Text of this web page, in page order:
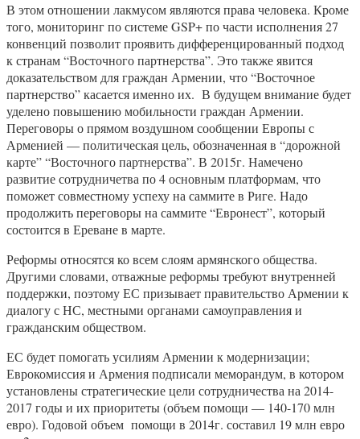
В этом отношении лакмусом являются права человека. Кроме
того, мониторинг по системе GSP+ по части исполнения 27
конвенций позволит проявить дифференцированный подход
к странам “Восточного партнерства”. Это также явится
доказательством для граждан Армении, что “Восточное
партнерство” касается именно их. В будущем внимание будет
уделено повышению мобильности граждан Армении.
Переговоры о прямом воздушном сообщении Европы с
Арменией — политическая цель, обозначенная в “дорожной
карте” “Восточного партнерства”. В 2015г. Намечено
развитие сотрудничетва по 4 основным платформам, что
поможет совместному успеху на саммите в Риге. Надо
продолжить переговоры на саммите “Евронест”, который
состоится в Ереване в марте.
Реформы относятся ко всем слоям армянского общества.
Другими словами, отважные реформы требуют внутренней
поддержки, поэтому ЕС призывает правительство Армении к
диалогу с НС, местными органами самоуправления и
гражданским обществом.
ЕС будет помогать усилиям Армении к модернизации;
Еврокомиссия и Армения подписали меморандум, в котором
установлены стратегические цели сотрудничества на 2014-
2017 годы и их приоритеты (объем помощи — 140-170 млн
евро). Годовой объем помощи в 2014г. составил 19 млн евро